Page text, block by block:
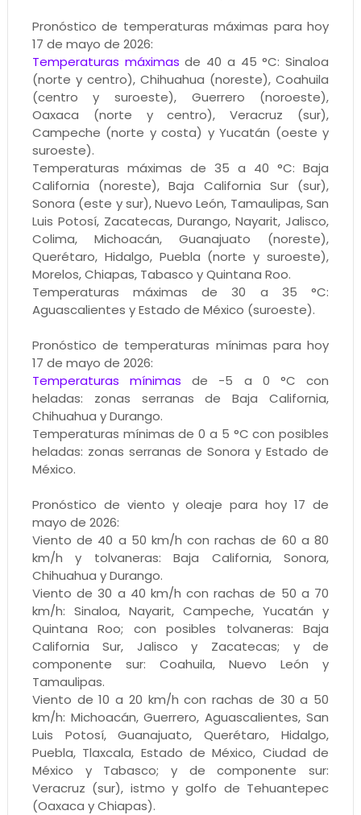
Pronóstico de temperaturas máximas para hoy
17 de mayo de 2026:
Temperaturas máximas de 40 a 45 °C: Sinaloa
(norte y centro), Chihuahua (noreste), Coahuila
(centro y suroeste), Guerrero (noroeste),
Oaxaca (norte y centro), Veracruz (sur),
Campeche (norte y costa) y Yucatán (oeste y
suroeste).
Temperaturas máximas de 35 a 40 °C: Baja
California (noreste), Baja California Sur (sur),
Sonora (este y sur), Nuevo León, Tamaulipas, San
Luis Potosí, Zacatecas, Durango, Nayarit, Jalisco,
Colima, Michoacán, Guanajuato (noreste),
Querétaro, Hidalgo, Puebla (norte y suroeste),
Morelos, Chiapas, Tabasco y Quintana Roo.
Temperaturas máximas de 30 a 35 °C:
Aguascalientes y Estado de México (suroeste).
Pronóstico de temperaturas mínimas para hoy
17 de mayo de 2026:
Temperaturas mínimas de -5 a 0 °C con
heladas: zonas serranas de Baja California,
Chihuahua y Durango.
Temperaturas mínimas de 0 a 5 °C con posibles
heladas: zonas serranas de Sonora y Estado de
México.
Pronóstico de viento y oleaje para hoy 17 de
mayo de 2026:
Viento de 40 a 50 km/h con rachas de 60 a 80
km/h y tolvaneras: Baja California, Sonora,
Chihuahua y Durango.
Viento de 30 a 40 km/h con rachas de 50 a 70
km/h: Sinaloa, Nayarit, Campeche, Yucatán y
Quintana Roo; con posibles tolvaneras: Baja
California Sur, Jalisco y Zacatecas; y de
componente sur: Coahuila, Nuevo León y
Tamaulipas.
Viento de 10 a 20 km/h con rachas de 30 a 50
km/h: Michoacán, Guerrero, Aguascalientes, San
Luis Potosí, Guanajuato, Querétaro, Hidalgo,
Puebla, Tlaxcala, Estado de México, Ciudad de
México y Tabasco; y de componente sur:
Veracruz (sur), istmo y golfo de Tehuantepec
(Oaxaca y Chiapas).